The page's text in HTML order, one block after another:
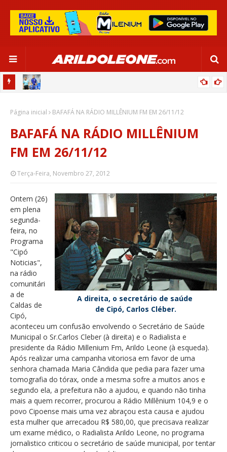
SALVADOR
Página inicial BAFAFÁ NA RÁDIO MILLÊNIUM FM EM 26/11/12
BAFAFÁ NA RÁDIO MILLÊNIUM
FM EM 26/11/12
Terça-Feira, Novembro 27, 2012
A direita, o secretário de saúde
de Cipó, Carlos Cléber.
Ontem (26)
em plena
segunda-
feira, no
Programa
"Cipó
Noticias",
na rádio
comunitári
a de
Caldas de
Cipó,
aconteceu um confusão envolvendo o Secretário de Saúde
Municipal o Sr.Carlos Cleber (à direita) e o Radialista e
presidente da Rádio Millenium Fm, Arildo Leone (à esqueda).
Após realizar uma campanha vitoriosa em favor de uma
senhora chamada Maria Cândida que pedia para fazer uma
tomografia do tórax, onde a mesma sofre a muitos anos e
segundo ela, a prefeitura não a ajudou, e quando não tinha
mais a quem recorrer, procurou a Rádio Millênium 104,9 e o
povo Cipoense mais uma vez abraçou esta causa e ajudou
esta mulher que arrecadou R$ 580,00, que precisava realizar
um exame médico, o Radialista Arildo Leone, no programa
jornalistico criticou o secretário de saúde municipal, por tentar